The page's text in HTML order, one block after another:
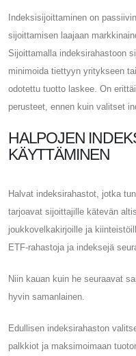
Indeksisijoittaminen on
sijoittamisen laajaan
Sijoittamalla indeksirahastoon
minimoida tiettyyn yritykseen
odotettu tuotto laskee. On
perusteet, ennen kuin valitset
HALPOJEN
KÄYTTÄMINEN
Halvat indeksirahastot, jotka
tarjoavat sijoittajille kätevän
joukkovelkakirjoille ja
ETF-rahastoja ja indeksejä
Niin kauan kuin he seuraavat
hyvin samanlainen.
Edullisen indeksirahaston
palkkiot ja maksimoimaan